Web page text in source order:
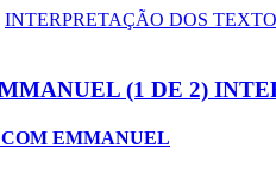
INTERPRETAÇÃO DOS
(1 DE 2)
EMMANUEL